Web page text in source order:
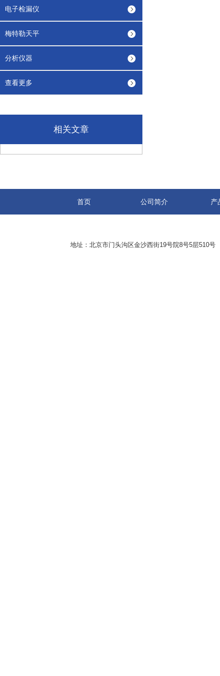
电子检漏仪
梅特勒天平
分析仪器
查看更多
相关文章
首页 公司简介 产
地址：北京市门头沟区金沙西街19号院8号5层510